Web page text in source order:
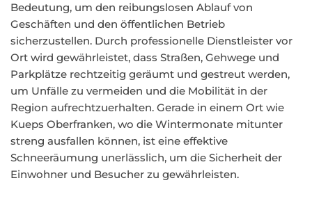
Bedeutung, um den reibungslosen Ablauf von
Geschäften und den öffentlichen Betrieb
sicherzustellen. Durch professionelle Dienstleister vor
Ort wird gewährleistet, dass Straßen, Gehwege und
Parkplätze rechtzeitig geräumt und gestreut werden,
um Unfälle zu vermeiden und die Mobilität in der
Region aufrechtzuerhalten. Gerade in einem Ort wie
Kueps Oberfranken, wo die Wintermonate mitunter
streng ausfallen können, ist eine effektive
Schneeräumung unerlässlich, um die Sicherheit der
Einwohner und Besucher zu gewährleisten.